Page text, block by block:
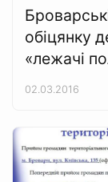
обіцянку
«лежачі
02.03.2016